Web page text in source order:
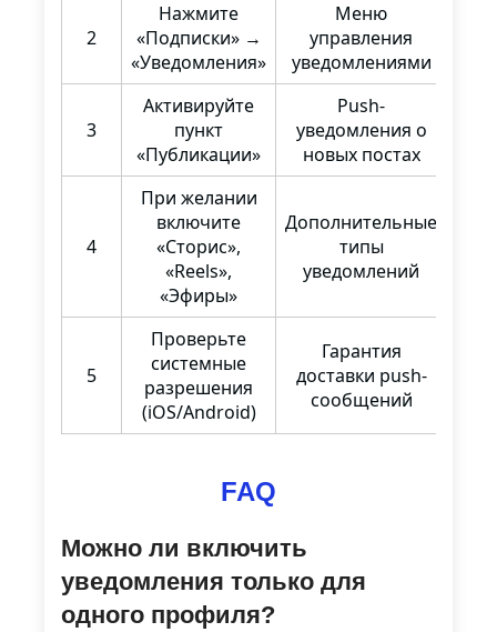
2
Нажмите
«Подписки» →
«Уведомления»
Меню
управления
уведомлениями
3
Активируйте
пункт
«Публикации»
Push-
уведомления о
новых постах
4
При желании
включите
«Сторис»,
«Reels»,
«Эфиры»
Дополнительные
типы
уведомлений
5
Проверьте
системные
разрешения
(iOS/Android)
Гарантия
доставки push-
сообщений
FAQ
Можно ли включить
уведомления только для
одного профиля?